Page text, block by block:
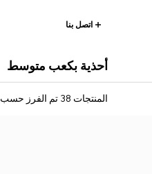
اتصل بنا
أحذية بكعب متوسط
المنتجات 38 تم الفرز حسب